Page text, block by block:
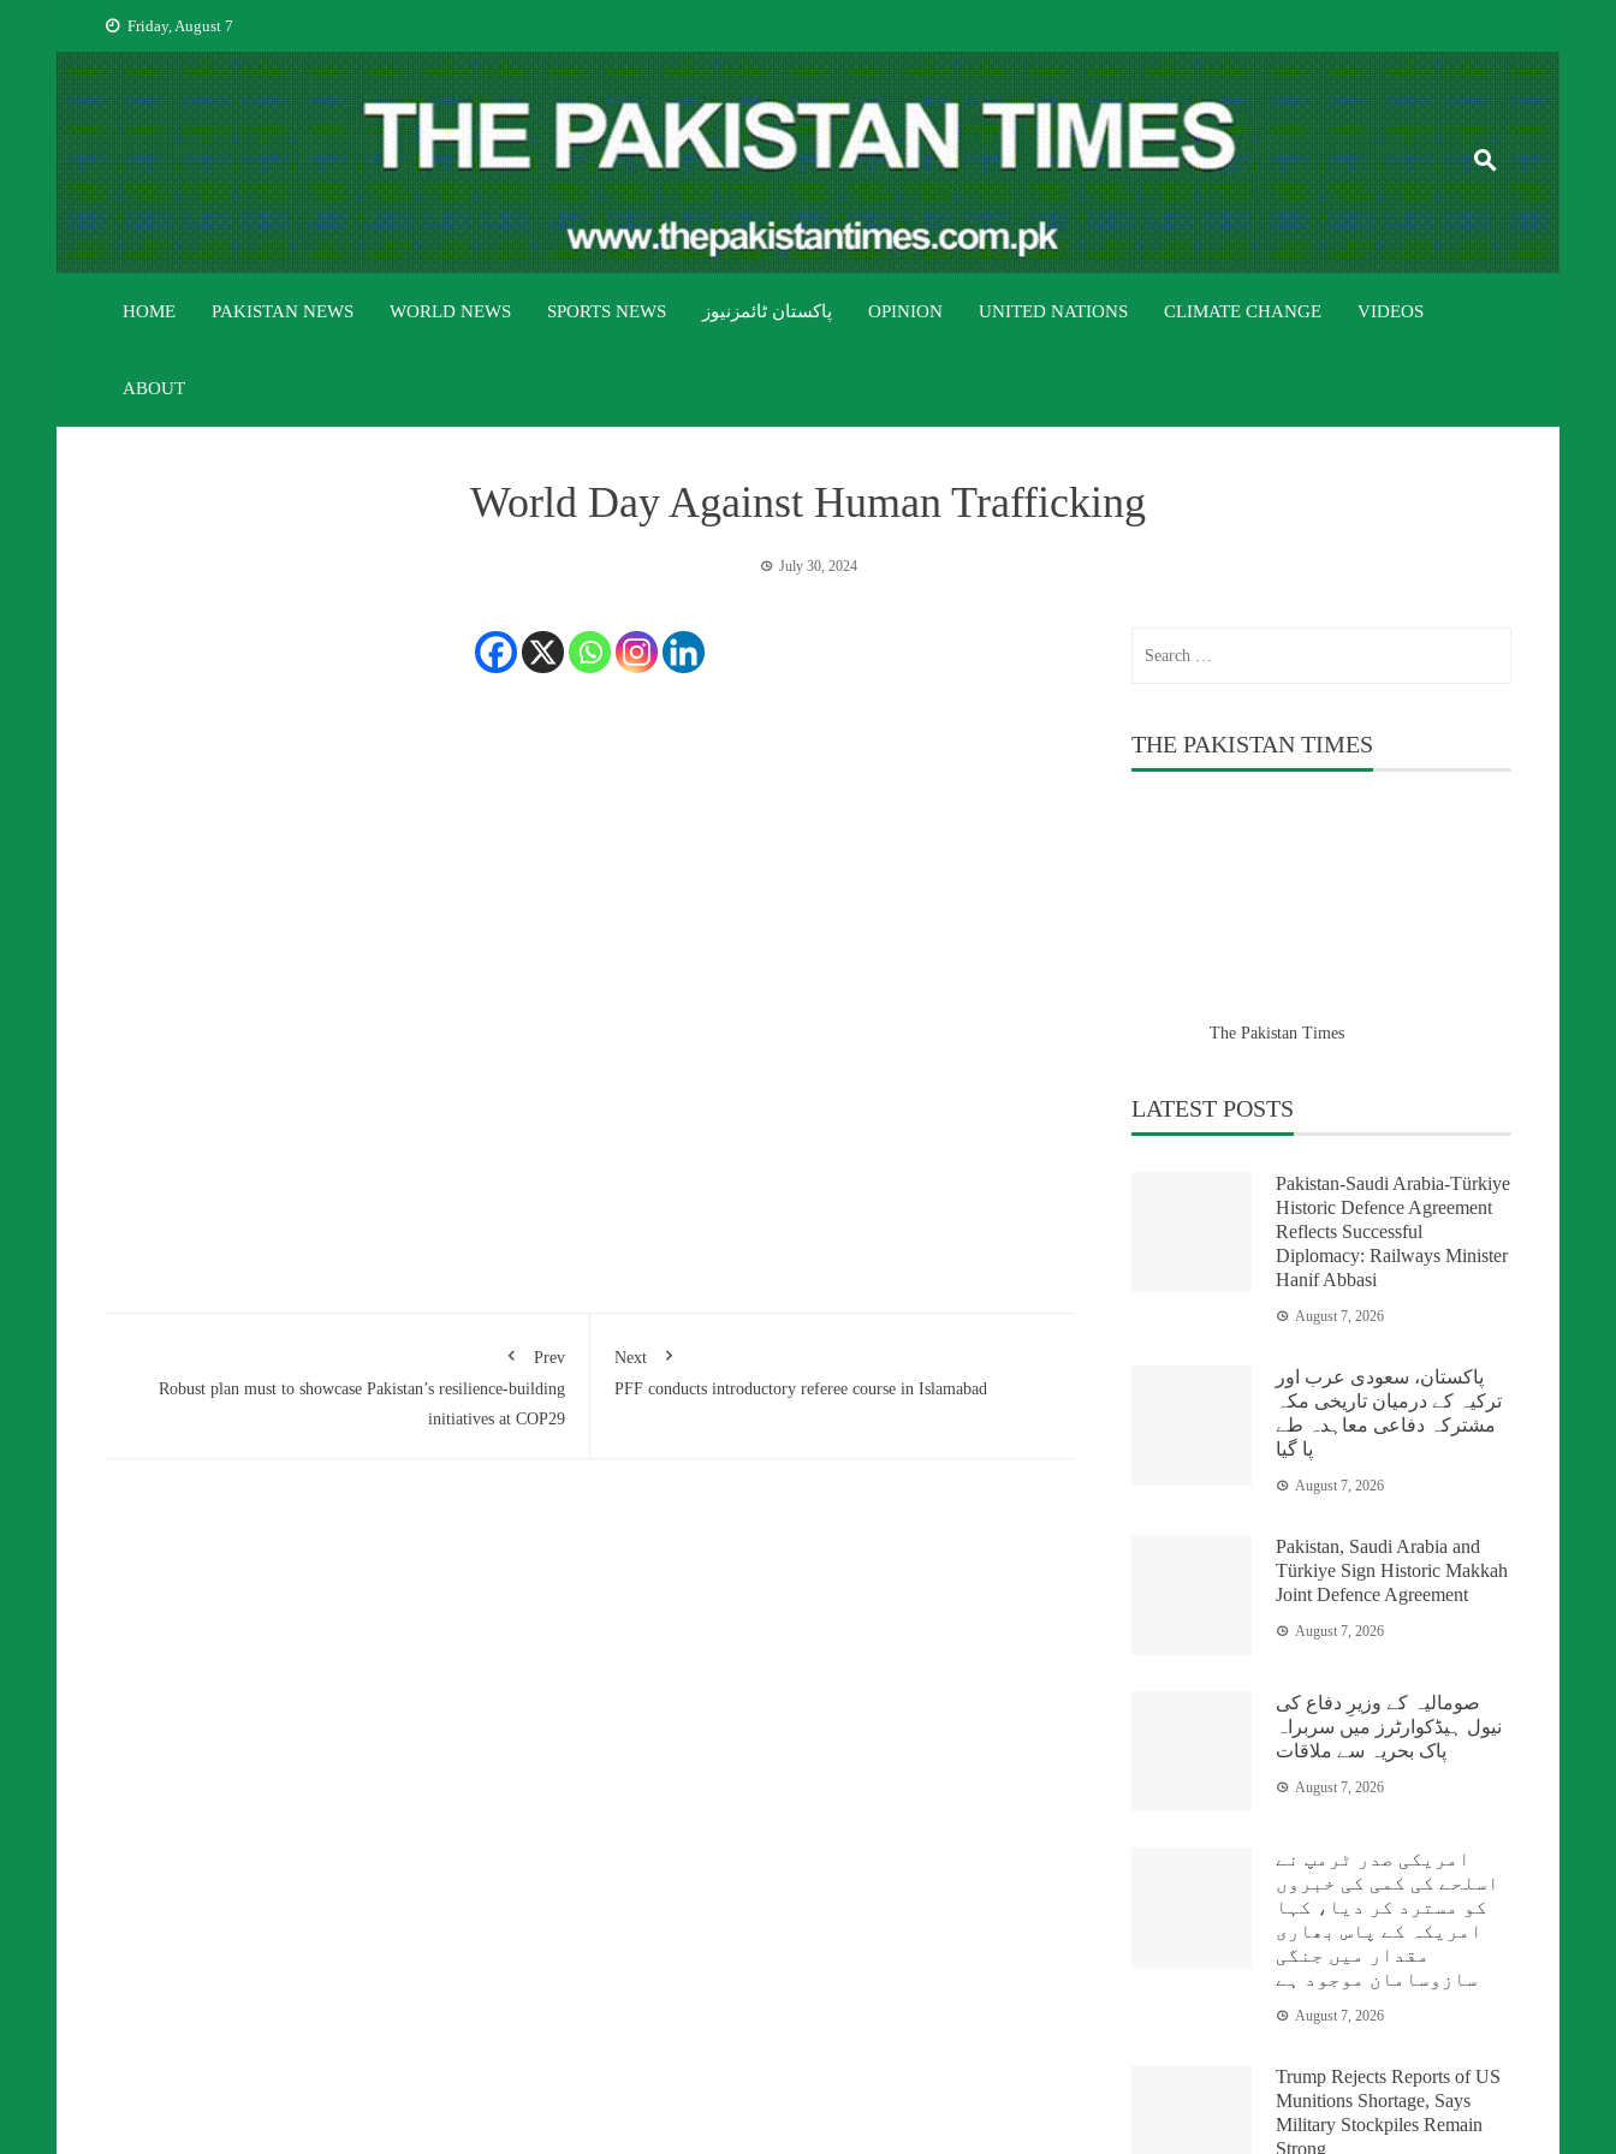
content
Friday, August 7
THE PAKISTAN TIMES
The Pakistan Times
HOME PAKISTAN NEWS WORLD NEWS SPORTS NEWS پاکستان ٹائمزنیوز OPINION UNITED NATIONS CLIMATE CHANGE VIDEOS
ABOUT
World Day Against Human Trafficking
July 30, 2024
Prev
Robust plan must to showcase Pakistan’s resilience-building
initiatives at COP29
Next
PFF conducts introductory referee course in Islamabad
THE PAKISTAN TIMES
The Pakistan Times
LATEST POSTS
Pakistan-Saudi Arabia-Türkiye
Historic Defence Agreement
Reflects Successful
Diplomacy: Railways Minister
Hanif Abbasi
August 7, 2026
پاکستان، سعودی عرب اور
ترکیہ کے درمیان تاریخی مکہ
مشترکہ دفاعی معاہدہ طے
پا گیا
August 7, 2026
Pakistan, Saudi Arabia and
Türkiye Sign Historic Makkah
Joint Defence Agreement
August 7, 2026
صومالیہ کے وزیرِ دفاع کی
نیول ہیڈکوارٹرز میں سربراہ
پاک بحریہ سے ملاقات
August 7, 2026
امریکی صدر ٹرمپ نے
اسلحے کی کمی کی خبروں
کو مسترد کر دیا، کہا
امریکہ کے پاس بھاری
مقدار میں جنگی
سازوسامان موجود ہے
August 7, 2026
Trump Rejects Reports of US
Munitions Shortage, Says
Military Stockpiles Remain
Strong